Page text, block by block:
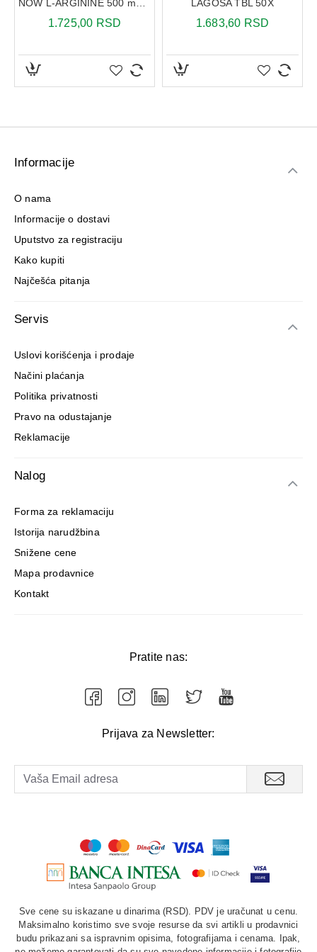
1.725,00 RSD
LAGOSA TBL 50X
1.683,60 RSD
Informacije
O nama
Informacije o dostavi
Uputstvo za registraciju
Kako kupiti
Najčešća pitanja
Servis
Uslovi korišćenja i prodaje
Načini plaćanja
Politika privatnosti
Pravo na odustajanje
Reklamacije
Nalog
Forma za reklamaciju
Istorija narudžbina
Snižene cene
Mapa prodavnice
Kontakt
Pratite nas:
Prijava za Newsletter:
Sve cene su iskazane u dinarima (RSD). PDV je uračunat u cenu.
Maksimalno koristimo sve svoje resurse da svi artikli u prodavnici
budu prikazani sa ispravnim opisima, fotografijama i cenama. Ipak,